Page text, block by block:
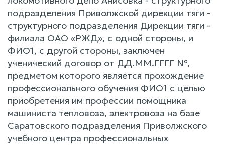
подразделения Приволжской дирекции тяги -
структурного подразделения Дирекции тяги -
филиала ОАО «РЖД», с одной стороны, и
ФИО1, с другой стороны, заключен
ученический договор от ДД.ММ.ГГГГ №,
предметом которого является прохождение
профессионального обучения ФИО1 с целью
приобретения им профессии помощника
машиниста тепловоза, электровоза на базе
Саратовского подразделения Приволжского
учебного центра профессиональных